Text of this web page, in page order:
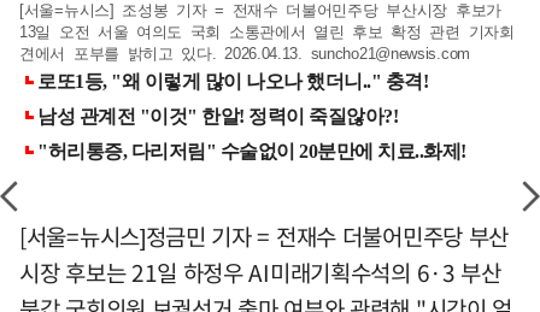
[서울=뉴시스] 조성봉 기자 = 전재수 더불어민주당 부산시장 후보가
13일 오전 서울 여의도 국회 소통관에서 열린 후보 확정 관련 기자회
견에서 포부를 밝히고 있다. 2026.04.13. suncho21@newsis.com
[서울=뉴시스]정금민 기자 = 전재수 더불어민주당 부산
시장 후보는 21일 하정우 AI미래기획수석의 6·3 부산